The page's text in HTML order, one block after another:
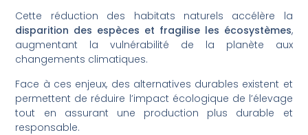
Cette réduction des habitats naturels accélère la
disparition des espèces et fragilise les écosystèmes,
augmentant la vulnérabilité de la planète aux
changements climatiques.
Face à ces enjeux, des alternatives durables existent et
permettent de réduire l’impact écologique de l’élevage
tout en assurant une production plus durable et
responsable.